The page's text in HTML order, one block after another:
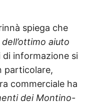
spiega che
aiuto
informazione si
particolare,
commerciale ha
dei Montino-